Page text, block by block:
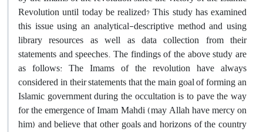
Revolution until today be realized? This study has examined
this issue using an analytical-descriptive method and using
library resources as well as data collection from their
statements and speeches. The findings of the above study are
as follows: The Imams of the revolution have always
considered in their statements that the main goal of forming an
Islamic government during the occultation is to pave the way
for the emergence of Imam Mahdi (may Allah have mercy on
him) and believe that other goals and horizons of the country